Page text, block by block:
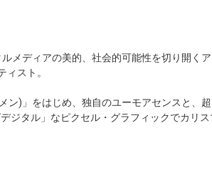
メディアの美的、社会的可能性を切り開く
ィスト。
)」をはじめ、独自のユーモアセンスと、
ジタル」なピクセル・グラフィックでカリ